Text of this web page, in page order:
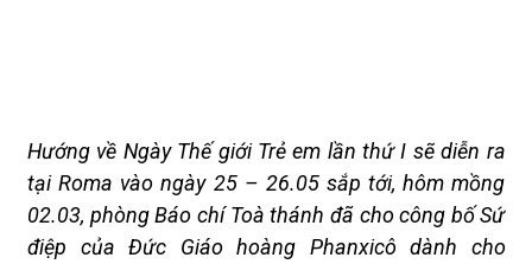
Hướng về Ngày Thế giới Trẻ em lần thứ I sẽ diễn ra
tại Roma vào ngày 25 – 26.05 sắp tới, hôm mồng
02.03, phòng Báo chí Toà thánh đã cho công bố Sứ
điệp của Đức Giáo hoàng Phanxicô dành cho